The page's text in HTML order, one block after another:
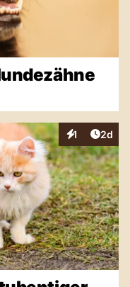
1
Interaktionen
2d